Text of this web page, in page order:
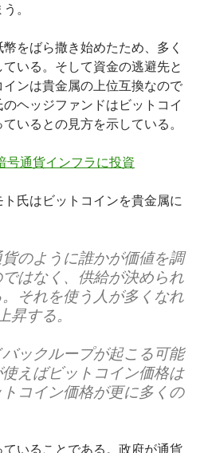
。
をばら撒き始めたため、多く
いる。そして資金の逃避先と
ンは貴金属の上位互換なので
ヘッジファンドはビットコイ
いるとの見方を示している。
号通貨インフラに投資
氏はビットコインを貴金属に
のように誰かが価値を調
はなく、供給が決められ
それを使う人が多くなれ
昇する。
ックループが起こる可能
えばビットコイン価格は
コイン価格が更に多くの
いることである。政府が通貨